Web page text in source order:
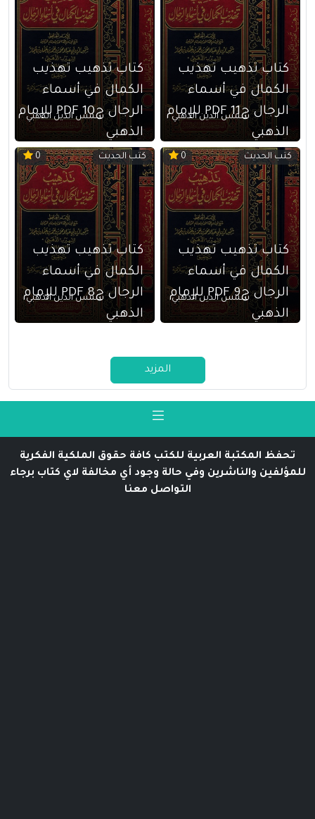
كتاب تذهيب تهذيب
الكمال في أسماء
الرجال ج11 PDF للإمام
الذهبي
شمس الدين الذهبي
كتاب تذهيب تهذيب
الكمال في أسماء
الرجال ج10 PDF للإمام
الذهبي
شمس الدين الذهبي
كتب الحديث 0
كتاب تذهيب تهذيب
الكمال في أسماء
الرجال ج9 PDF للإمام
الذهبي
شمس الدين الذهبي
كتب الحديث 0
كتاب تذهيب تهذيب
الكمال في أسماء
الرجال ج8 PDF للإمام
الذهبي
شمس الدين الذهبي
المزيد
تحفظ المكتبة العربية للكتب كافة حقوق الملكية الفكرية
للمؤلفين والناشرين وفي حالة وجود أي مخالفة لاي كتاب برجاء
التواصل معنا